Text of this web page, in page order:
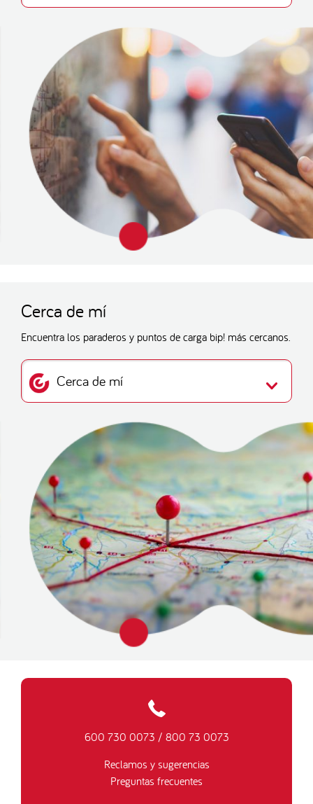
Cerca de mí
Encuentra los paraderos y puntos de carga bip! más cercanos.
Cerca de mí
600 730 0073 / 800 73 0073
Reclamos y sugerencias
Preguntas frecuentes